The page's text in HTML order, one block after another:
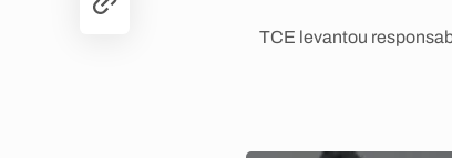
TCE levantou